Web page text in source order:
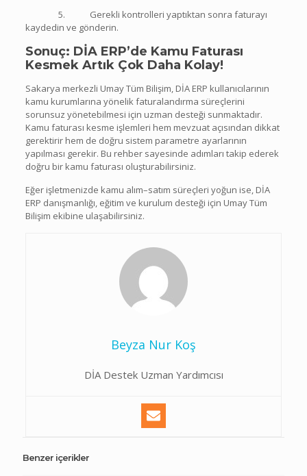
5. Gerekli kontrolleri yaptıktan sonra faturayı
kaydedin ve gönderin.
Sonuç: DİA ERP’de Kamu Faturası
Kesmek Artık Çok Daha Kolay!
Sakarya merkezli Umay Tüm Bilişim, DİA ERP kullanıcılarının
kamu kurumlarına yönelik faturalandırma süreçlerini
sorunsuz yönetebilmesi için uzman desteği sunmaktadır.
Kamu faturası kesme işlemleri hem mevzuat açısından dikkat
gerektirir hem de doğru sistem parametre ayarlarının
yapılması gerekir. Bu rehber sayesinde adımları takip ederek
doğru bir kamu faturası oluşturabilirsiniz.
Eğer işletmenizde kamu alım–satım süreçleri yoğun ise, DİA
ERP danışmanlığı, eğitim ve kurulum desteği için Umay Tüm
Bilişim ekibine ulaşabilirsiniz.
Beyza Nur Koş
DİA Destek Uzman Yardımcısı
Benzer içerikler